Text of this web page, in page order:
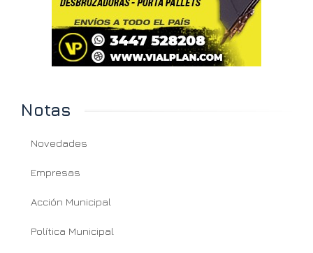
Notas
Novedades
Empresas
Acción Municipal
Política Municipal